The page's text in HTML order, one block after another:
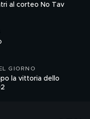
al corteo No Tav
GIORNO
la vittoria dello